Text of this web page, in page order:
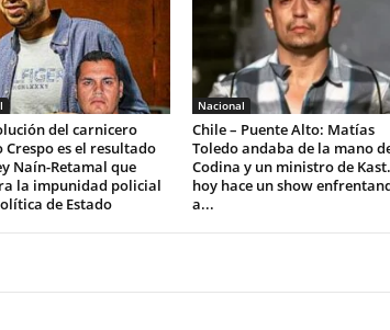
del carnicero
Crespo es el resultado
Naín-Retamal que
la impunidad policial
de Estado
Nacional
Chile – Puente Alto: Matías
Toledo andaba de la mano
Codina y un ministro de
hoy hace un show
a...